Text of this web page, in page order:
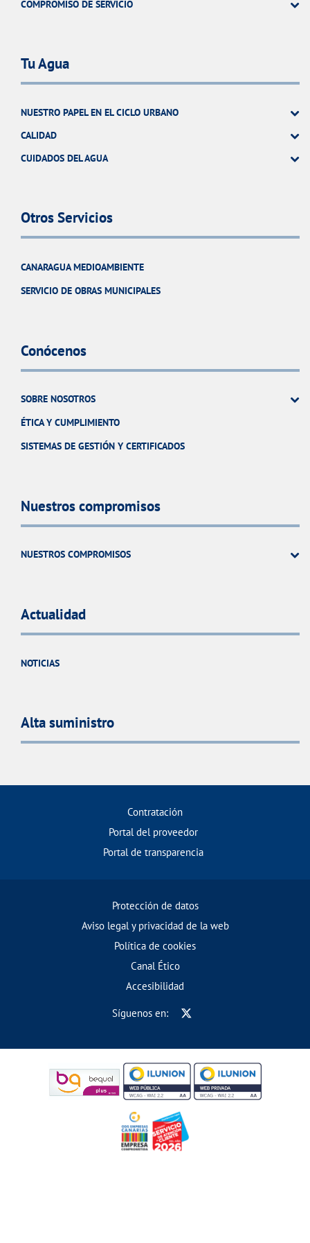
COMPROMISO DE SERVICIO
Tu Agua
NUESTRO PAPEL EN EL CICLO URBANO
CALIDAD
CUIDADOS DEL AGUA
Otros Servicios
CANARAGUA MEDIOAMBIENTE
SERVICIO DE OBRAS MUNICIPALES
Conócenos
SOBRE NOSOTROS
ÉTICA Y CUMPLIMIENTO
SISTEMAS DE GESTIÓN Y CERTIFICADOS
Nuestros compromisos
NUESTROS COMPROMISOS
Actualidad
NOTICIAS
Alta suministro
Contratación
Portal del proveedor
Portal de transparencia
Protección de datos
Aviso legal y privacidad de la web
Política de cookies
Canal Ético
Accesibilidad
Síguenos en: